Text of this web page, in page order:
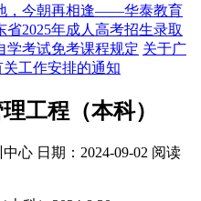
，今朝再相逢——华泰教育
省2025年成人高考招生录取
学考试免考课程规定 关于广
工作安排的通知
工程（本科）
中心 日期：2024-09-02 阅读